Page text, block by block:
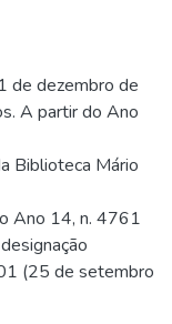
de dezembro de
A partir do Ano
Biblioteca Mário
Ano 14, n. 4761
(25 de setembro